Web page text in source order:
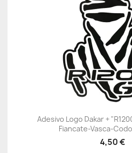
Adesivo Logo Dakar +
Fiancate-Vasca-
4,50 €